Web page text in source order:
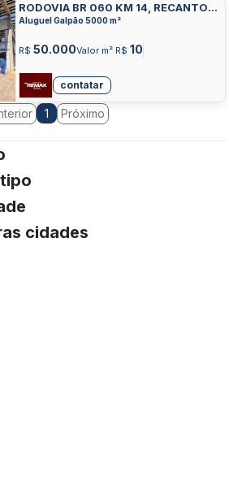
RODOVIA BR 060 KM 14, RECANTO
DAS EMAS, RECANTO DAS EMAS
Aluguel Galpão 5000 m²
R$ 50.000Valor m² R$ 10
contatar
1 Próximo
cidades